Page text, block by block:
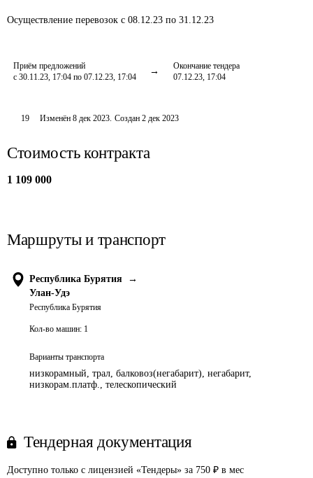
Осуществление перевозок с 08.12.23 по 31.12.23
Приём предложений
с 30.11.23, 17:04 по 07.12.23, 17:04
Окончание тендера
07.12.23, 17:04
19 Изменён8 дек 2023. Создан 2 дек 2023
Стоимость контракта
1 109 000
Маршруты и транспорт
Республика Бурятия
→
Улан-Удэ
Республика Бурятия
Кол-во машин: 1
Варианты транспорта
низкорамный, трал, балковоз(негабарит), негабарит,
низкорам.платф., телескопический
Тендерная документация
Доступно только с лицензией «Тендеры» за 750 ₽ в мес